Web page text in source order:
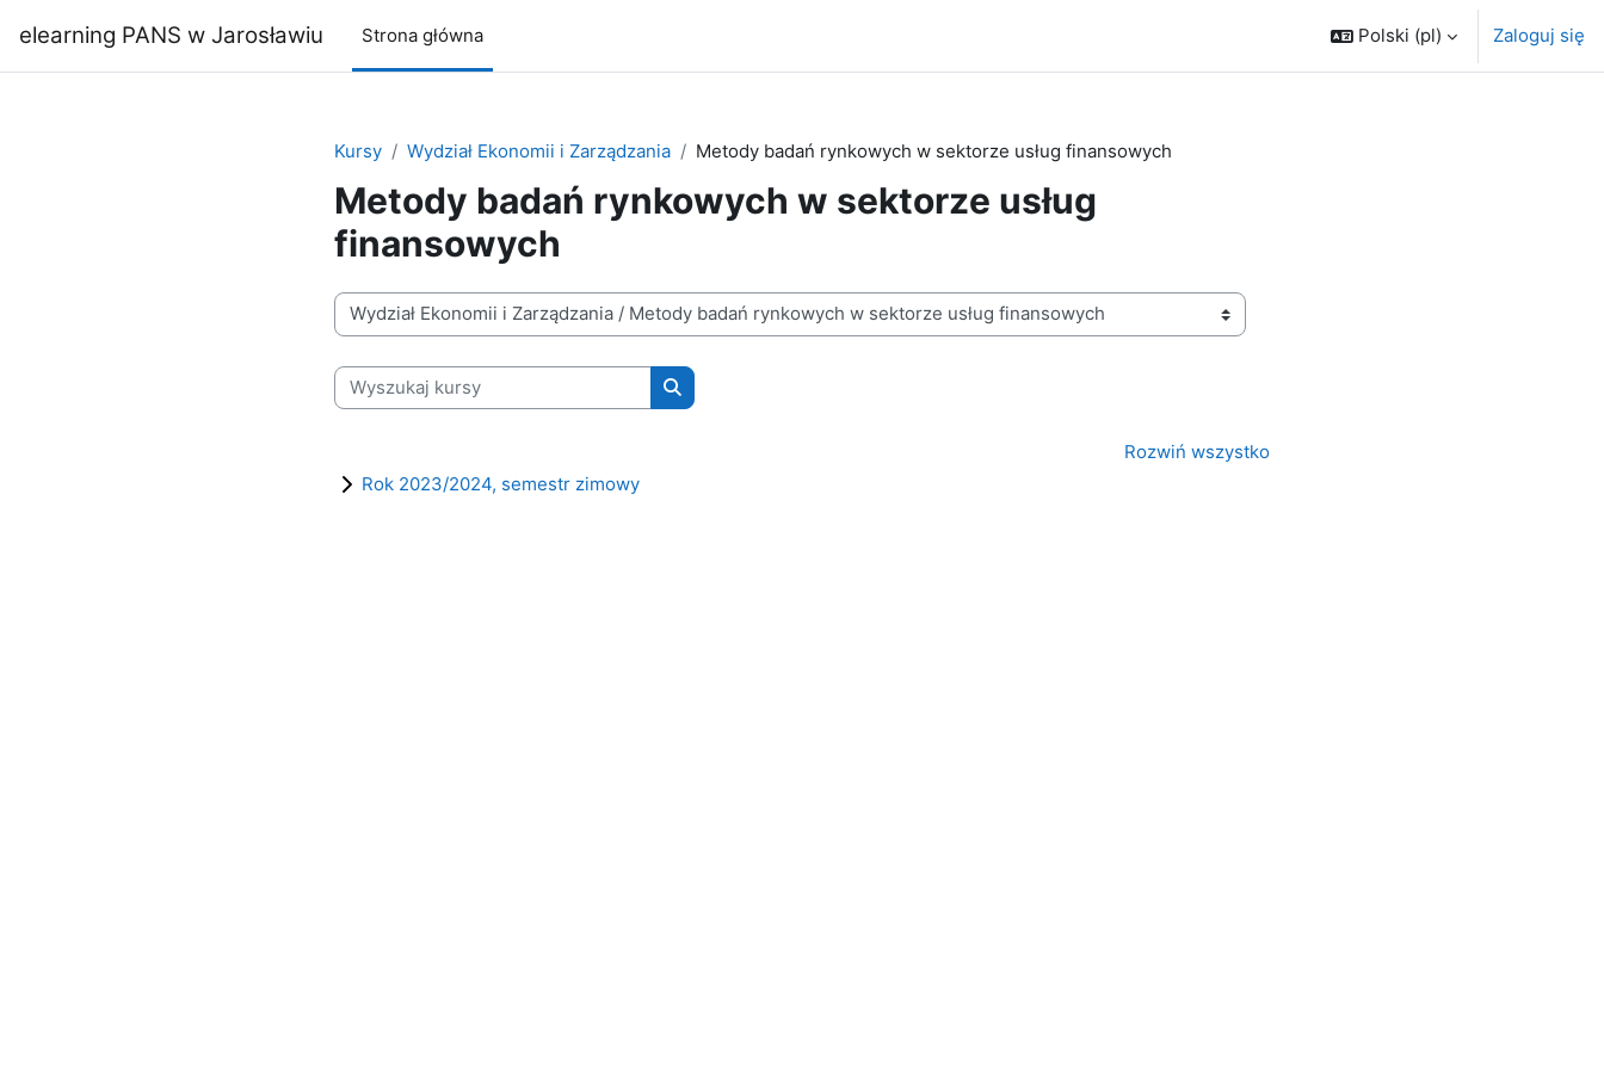
elearning PANS w Jarosławiu Strona główna Polski ‎(pl)‎ Zaloguj się
Kursy Wydział Ekonomii i Zarządzania Metody badań rynkowych w sektorze usług finansowych
Metody badań rynkowych w sektorze usług
finansowych
Kategorie kursów
Wyszukaj kursy
Wyszukaj kursy
Rozwiń wszystko
Rok 2023/2024, semestr zimowy